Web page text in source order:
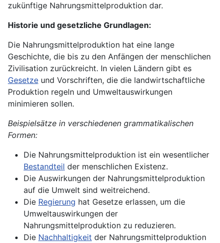
zukünftige Nahrungsmittelproduktion dar.
Historie und gesetzliche Grundlagen:
Die Nahrungsmittelproduktion hat eine lange
Geschichte, die bis zu den Anfängen der menschlichen
Zivilisation zurückreicht. In vielen Ländern gibt es
Gesetze und Vorschriften, die die landwirtschaftliche
Produktion regeln und Umweltauswirkungen
minimieren sollen.
Beispielsätze in verschiedenen grammatikalischen
Formen:
Die Nahrungsmittelproduktion ist ein wesentlicher
Bestandteil der menschlichen Existenz.
Die Auswirkungen der Nahrungsmittelproduktion
auf die Umwelt sind weitreichend.
Die Regierung hat Gesetze erlassen, um die
Umweltauswirkungen der
Nahrungsmittelproduktion zu reduzieren.
Die Nachhaltigkeit der Nahrungsmittelproduktion